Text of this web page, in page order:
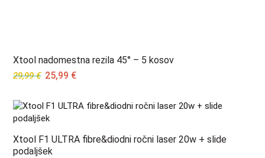
Xtool nadomestna rezila 45° – 5 kosov
29,99€ Original
was:
29,99 €.
25,99 €Current
is:
Xtool F1 ULTRA fibre&diodni ročni laser 20w + slide
podaljšek